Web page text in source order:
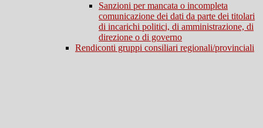
Sanzioni per mancata o incompleta
comunicazione dei dati da parte dei titolari
di incarichi politici, di amministrazione, di
direzione o di governo
Rendiconti gruppi consiliari regionali/provinciali